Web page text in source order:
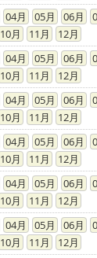
04 05 06
10 11
12
04 05 06
10 11
12
04 05 06
10 11
12
04 05 06
10 11
12
04 05 06
10 11
12
04 05 06
10 11
12